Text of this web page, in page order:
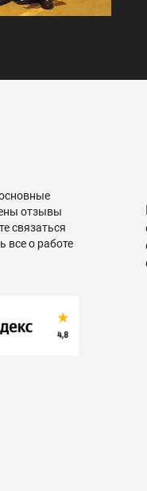
отзывы
связаться
все о работе